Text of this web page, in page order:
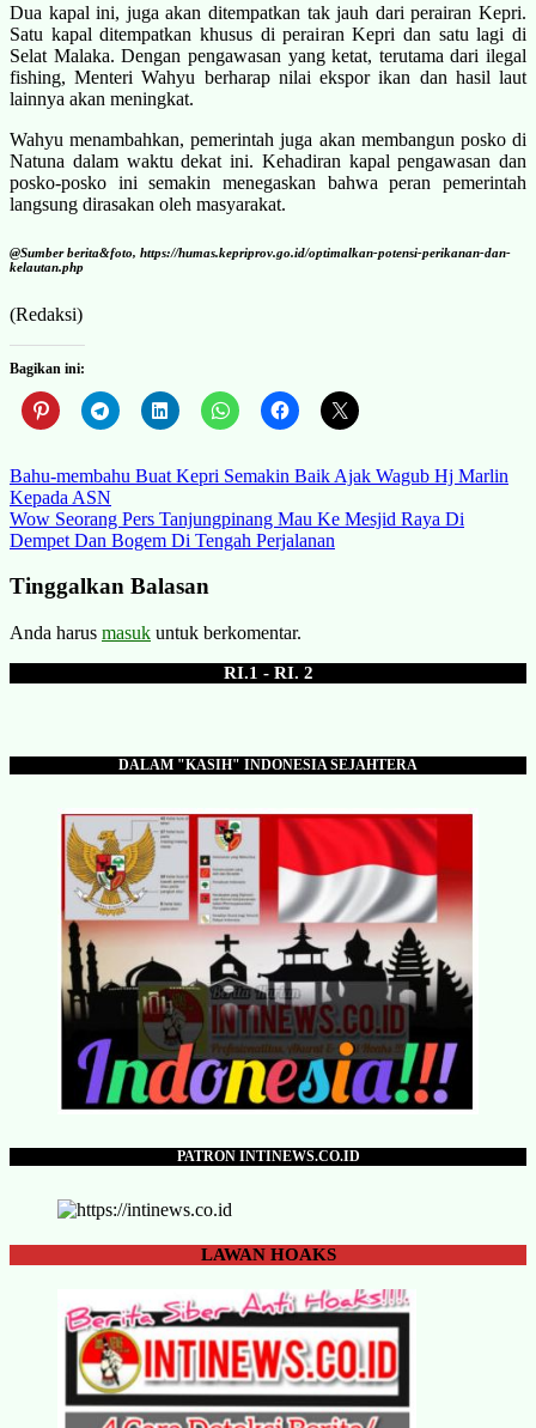
Dua kapal ini, juga akan ditempatkan tak jauh dari perairan Kepri.
Satu kapal ditempatkan khusus di perairan Kepri dan satu lagi di
Selat Malaka. Dengan pengawasan yang ketat, terutama dari ilegal
fishing, Menteri Wahyu berharap nilai ekspor ikan dan hasil laut
lainnya akan meningkat.
Wahyu menambahkan, pemerintah juga akan membangun posko di
Natuna dalam waktu dekat ini. Kehadiran kapal pengawasan dan
posko-posko ini semakin menegaskan bahwa peran pemerintah
langsung dirasakan oleh masyarakat.
@Sumber berita&foto, https://humas.kepriprov.go.id/optimalkan-potensi-perikanan-dan-
kelautan.php
(Redaksi)
Bagikan ini:
Navigasi
pos
Bahu-membahu Buat Kepri Semakin Baik Ajak Wagub Hj Marlin
Kepada ASN
Wow Seorang Pers Tanjungpinang Mau Ke Mesjid Raya Di
Dempet Dan Bogem Di Tengah Perjalanan
Tinggalkan Balasan
Anda harus masuk untuk berkomentar.
RI.1 - RI. 2
DALAM "KASIH" INDONESIA SEJAHTERA
PATRON INTINEWS.CO.ID
LAWANHOAKS